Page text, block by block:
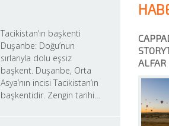
Tacikistan’ın başkenti
Duşanbe: Doğu’nun
sırlarıyla dolu eşsiz
başkent. Duşanbe, Orta
Asya’nın incisi Tacikistan’ın
başkentidir. Zengin tarihi…
ALFAR